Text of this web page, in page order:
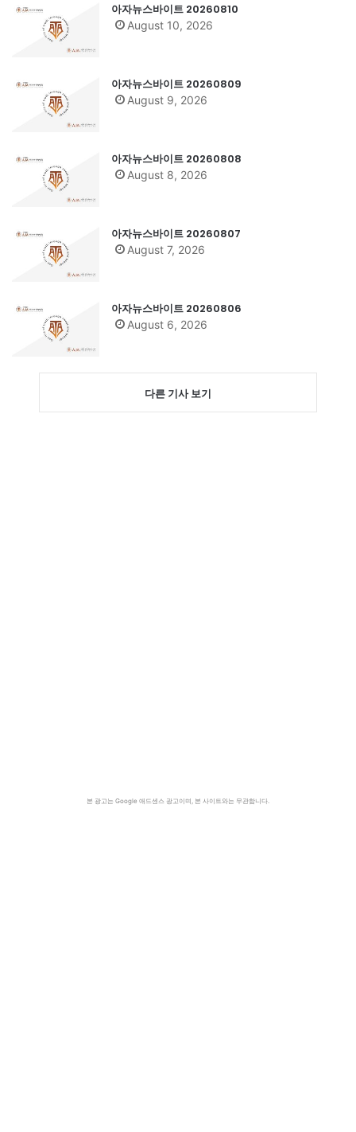
아자뉴스바이트 20260810
August 10, 2026
아자뉴스바이트 20260809
August 9, 2026
아자뉴스바이트 20260808
August 8, 2026
아자뉴스바이트 20260807
August 7, 2026
아자뉴스바이트 20260806
August 6, 2026
다른 기사 보기
본 광고는 Google 애드센스 광고이며, 본 사이트와는 무관합니다.